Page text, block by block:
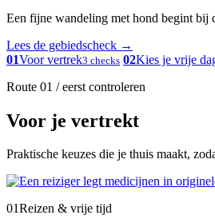
Een fijne wandeling met hond begint bij
Lees de gebiedscheck →
01Voor vertrek3 checks 02Kies je vrije
Route 01 / eerst controleren
Voor je vertrekt
Praktische keuzes die je thuis maakt,
01Reizen & vrije tijd